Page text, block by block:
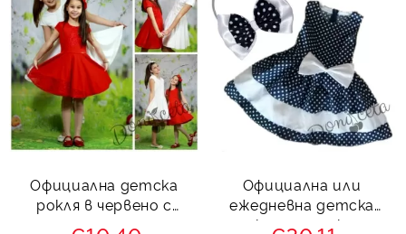
Официална детска
рокля в червено с
дантела от едната
Официална или
ежедневна детска
рокля на точки с